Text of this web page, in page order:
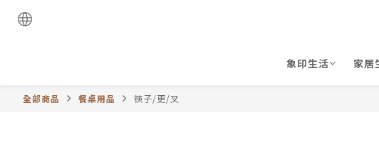
象印生活 家居
全部商品 餐桌用品 筷子/更/叉